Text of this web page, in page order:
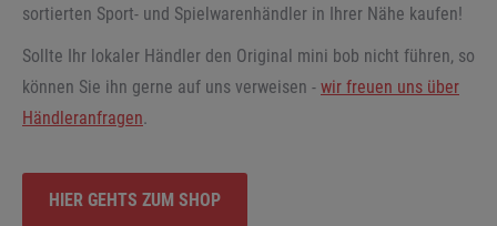
sortierten Sport- und Spielwarenhändler in Ihrer Nähe kaufen!
Sollte Ihr lokaler Händler den Original mini bob nicht führen, so
können Sie ihn gerne auf uns verweisen - wir freuen uns über
Händleranfragen.
HIER GEHTS ZUM SHOP